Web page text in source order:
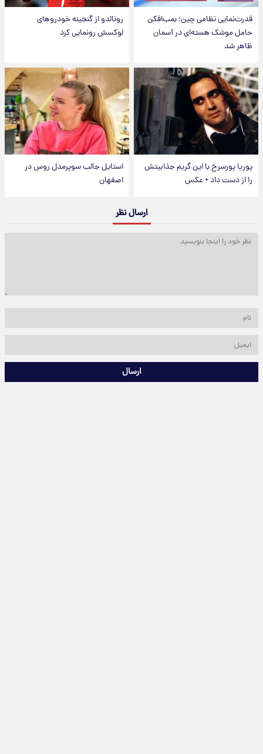
قدرت‌نمایی نظامی چین؛ بمب‌افکن
حامل موشک هسته‌ای در آسمان
ظاهر شد
رونالدو از گنجینه خودروهای
لوکسش رونمایی کرد
پوریا پورسرخ با این گریم جذابیتش
را از دست داد + عکس
استایل جالب سوپرمدل روس در
اصفهان
ارسال نظر
ارسال